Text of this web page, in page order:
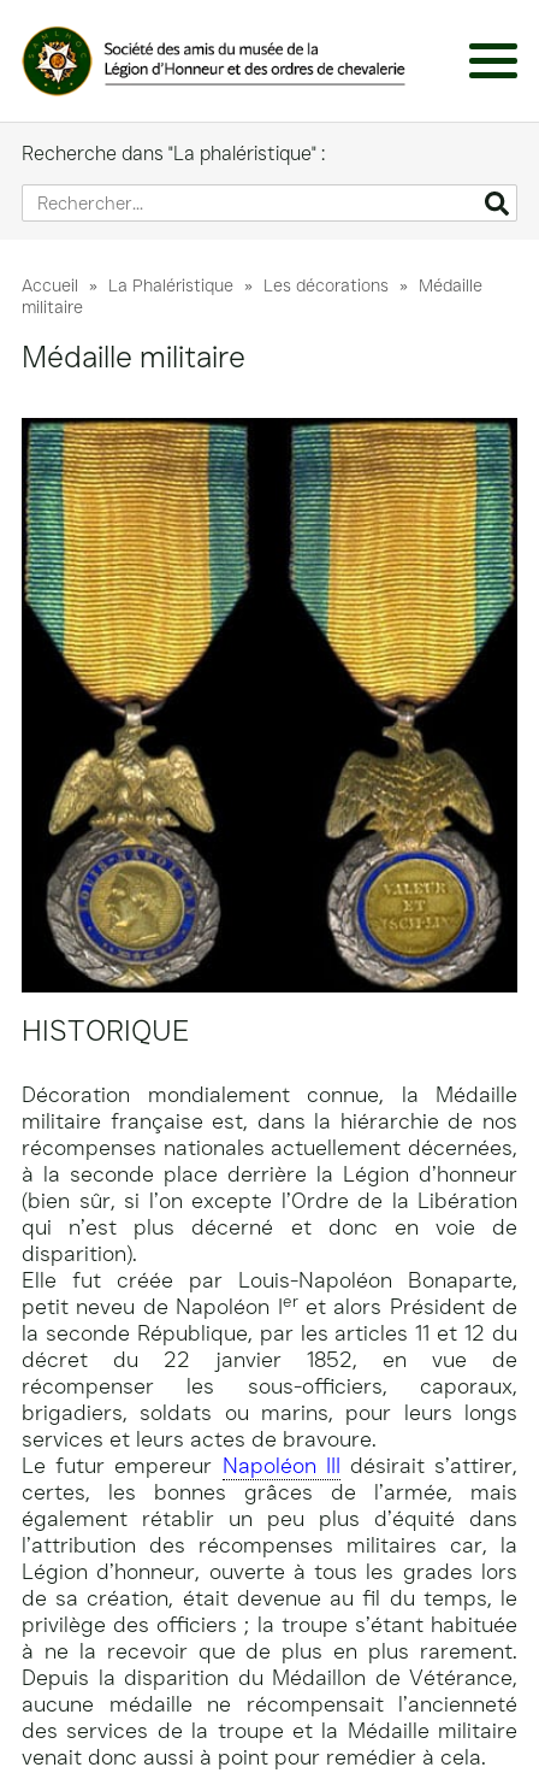
Menu
Recherche dans "La phaléristique" :
Accueil » La Phaléristique » Les décorations » Médaille
militaire
Médaille militaire
HISTORIQUE
Décoration mondialement connue, la Médaille
militaire française est, dans la hiérarchie de nos
récompenses nationales actuellement décernées,
à la seconde place derrière la Légion d’honneur
(bien sûr, si l’on excepte l’Ordre de la Libération
qui n’est plus décerné et donc en voie de
disparition).
Elle fut créée par Louis-Napoléon Bonaparte,
petit neveu de Napoléon Ieret alors Président de
la seconde République, par les articles 11 et 12 du
décret du 22 janvier 1852, en vue de
récompenser les sous-officiers, caporaux,
brigadiers, soldats ou marins, pour leurs longs
services et leurs actes de bravoure.
Le futur empereur Napoléon III désirait s’attirer,
certes, les bonnes grâces de l’armée, mais
également rétablir un peu plus d’équité dans
l’attribution des récompenses militaires car, la
Légion d’honneur, ouverte à tous les grades lors
de sa création, était devenue au fil du temps, le
privilège des officiers ; la troupe s’étant habituée
à ne la recevoir que de plus en plus rarement.
Depuis la disparition du Médaillon de Vétérance,
aucune médaille ne récompensait l’ancienneté
des services de la troupe et la Médaille militaire
venait donc aussi à point pour remédier à cela.